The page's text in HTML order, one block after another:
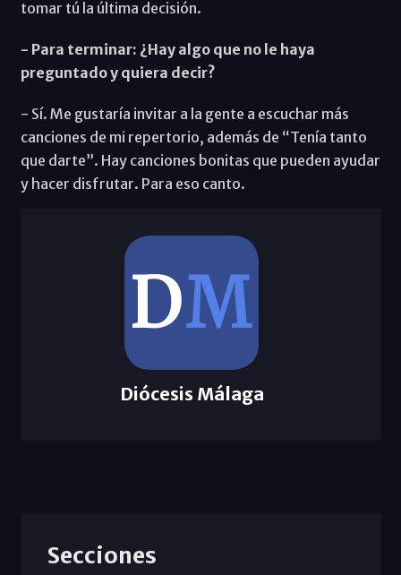
tomar tú la última decisión.
- Para terminar: ¿Hay algo que no le haya
preguntado y quiera decir?
- Sí. Me gustaría invitar a la gente a escuchar más
canciones de mi repertorio, además de “Tenía tanto
que darte”. Hay canciones bonitas que pueden ayudar
y hacer disfrutar. Para eso canto.
Diócesis Málaga
Secciones